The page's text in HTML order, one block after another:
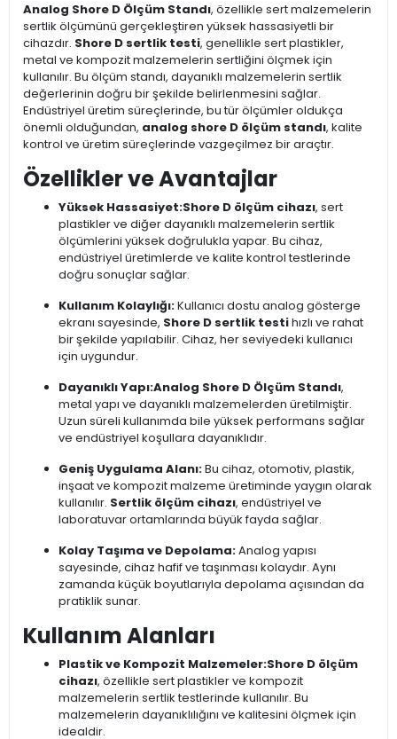
Analog Shore D Ölçüm Standı, özellikle sert malzemelerin
sertlik ölçümünü gerçekleştiren yüksek hassasiyetli bir
cihazdır. Shore D sertlik testi, genellikle sert plastikler,
metal ve kompozit malzemelerin sertliğini ölçmek için
kullanılır. Bu ölçüm standı, dayanıklı malzemelerin sertlik
değerlerinin doğru bir şekilde belirlenmesini sağlar.
Endüstriyel üretim süreçlerinde, bu tür ölçümler oldukça
önemli olduğundan, analog shore D ölçüm standı, kalite
kontrol ve üretim süreçlerinde vazgeçilmez bir araçtır.
Özellikler ve Avantajlar
Yüksek Hassasiyet:Shore D ölçüm cihazı, sert
plastikler ve diğer dayanıklı malzemelerin sertlik
ölçümlerini yüksek doğrulukla yapar. Bu cihaz,
endüstriyel üretimlerde ve kalite kontrol testlerinde
doğru sonuçlar sağlar.
Kullanım Kolaylığı:Kullanıcı dostu analog gösterge
ekranı sayesinde, Shore D sertlik testihızlı ve rahat
bir şekilde yapılabilir. Cihaz, her seviyedeki kullanıcı
için uygundur.
Dayanıklı Yapı:Analog Shore D Ölçüm Standı,
metal yapı ve dayanıklı malzemelerden üretilmiştir.
Uzun süreli kullanımda bile yüksek performans sağlar
ve endüstriyel koşullara dayanıklıdır.
Geniş Uygulama Alanı:Bu cihaz, otomotiv, plastik,
inşaat ve kompozit malzeme üretiminde yaygın olarak
kullanılır. Sertlik ölçüm cihazı, endüstriyel ve
laboratuvar ortamlarında büyük fayda sağlar.
Kolay Taşıma ve Depolama:Analog yapısı
sayesinde, cihaz hafif ve taşınması kolaydır. Aynı
zamanda küçük boyutlarıyla depolama açısından da
pratiklik sunar.
Kullanım Alanları
Plastik ve Kompozit Malzemeler:Shore D ölçüm
cihazı, özellikle sert plastikler ve kompozit
malzemelerin sertlik testlerinde kullanılır. Bu
malzemelerin dayanıklılığını ve kalitesini ölçmek için
idealdir.